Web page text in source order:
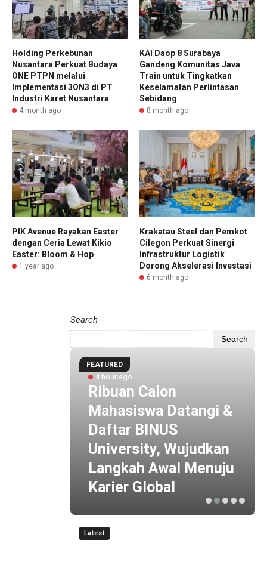
Holding Perkebunan
Nusantara Perkuat Budaya
ONE PTPN melalui
Implementasi 3ON3 di PT
Industri Karet Nusantara
4 month ago
KAI Daop 8 Surabaya
Gandeng Komunitas Java
Train untuk Tingkatkan
Keselamatan Perlintasan
Sebidang
8 month ago
PIK Avenue Rayakan Easter
dengan Ceria Lewat Kikio
Easter: Bloom & Hop
1 year ago
Krakatau Steel dan Pemkot
Cilegon Perkuat Sinergi
Infrastruktur Logistik
Dorong Akselerasi Investasi
6 month ago
Search
Search
FEATURED
4 hour ago
Ribuan Calon
Mahasiswa Datangi &
Daftar BINUS
University, Wujudkan
Langkah Awal Menuju
Karier Global
Latest